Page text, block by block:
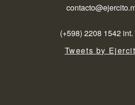
(+598) 2208 1542
Tweets by